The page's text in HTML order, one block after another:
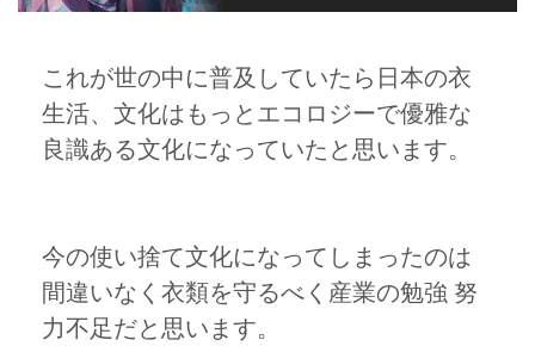
これが世の中に普及していたら日本の衣
生活、文化はもっとエコロジーで優雅な
良識ある文化になっていたと思います。
今の使い捨て文化になってしまったのは
間違いなく衣類を守るべく産業の勉強 努
力不足だと思います。